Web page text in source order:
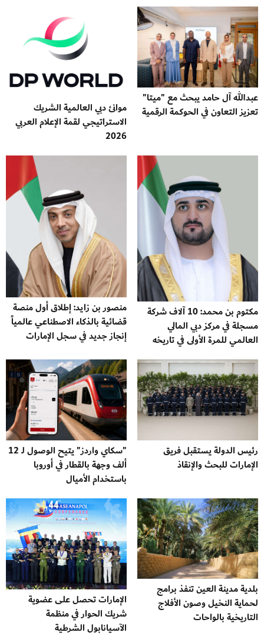
عبدالله آل حامد يبحث مع "ميتا"
تعزيز التعاون في الحوكمة الرقمية
موانئ دبي العالمية الشريك
الاستراتيجي لقمة الإعلام العربي
2026
مكتوم بن محمد: 10 آلاف شركة
مسجلة في مركز دبي المالي
العالمي للمرة الأولى في تاريخه
منصور بن زايد: إطلاق أول منصة
قضائية بالذكاء الاصطناعي عالمياً
إنجاز جديد في سجل الإمارات
رئيس الدولة يستقبل فريق
الإمارات للبحث والإنقاذ
"سكاي واردز" يتيح الوصول لـ 12
ألف وجهة بالقطار في أوروبا
باستخدام الأميال
بلدية مدينة العين تنفذ برامج
لحماية النخيل وصون الأفلاج
التاريخية بالواحات
الإمارات تحصل على عضوية
شريك الحوار في منظمة
الآسيانابول الشرطية